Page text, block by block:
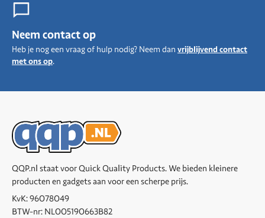
Neem contact op
Heb je nog een vraag of hulp nodig? Neem dan vrijblijvend contact
met ons op.
QQP.nl staat voor Quick Quality Products. We bieden kleinere
producten en gadgets aan voor een scherpe prijs.
KvK: 96078049
BTW-nr: NL005190663B82